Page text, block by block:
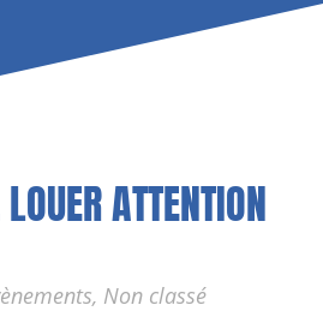
ATTENTION
, Non classé